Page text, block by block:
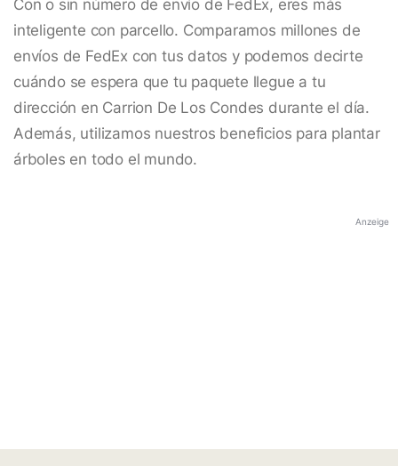
Con o sin número de envío de FedEx, eres más
inteligente con parcello. Comparamos millones de
envíos de FedEx con tus datos y podemos decirte
cuándo se espera que tu paquete llegue a tu
dirección en Carrion De Los Condes durante el día.
Además, utilizamos nuestros beneficios para plantar
árboles en todo el mundo.
Anzeige